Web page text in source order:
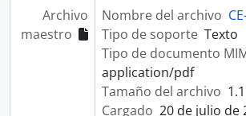
Archivo
maestro
Nombre del archivo
Tipo de soporte Texto
Tipo de documento
application/pdf
Tamaño del archivo
Cargado 20 de julio de